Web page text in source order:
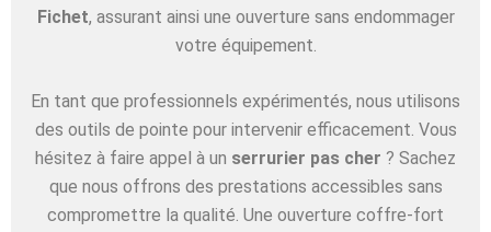
Fichet, assurant ainsi une ouverture sans endommager
votre équipement.
En tant que professionnels expérimentés, nous utilisons
des outils de pointe pour intervenir efficacement. Vous
hésitez à faire appel à un serrurier pas cher ? Sachez
que nous offrons des prestations accessibles sans
compromettre la qualité. Une ouverture coffre-fort